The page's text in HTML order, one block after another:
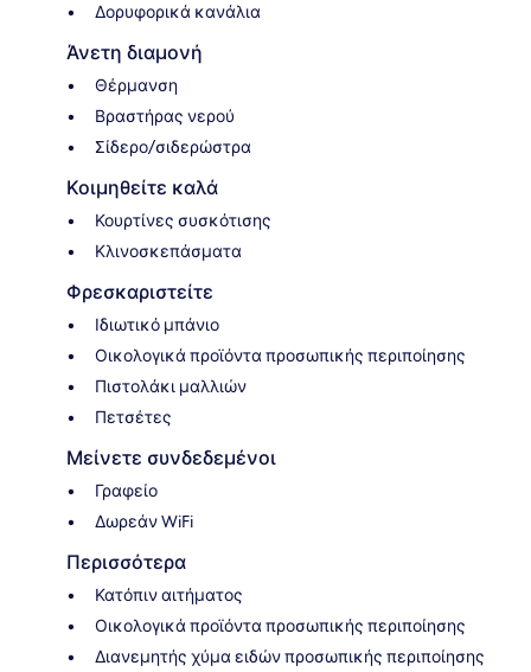
Δορυφορικά κανάλια
Άνετη διαμονή
Θέρμανση
Βραστήρας νερού
Σίδερο/σιδερώστρα
Κοιμηθείτε καλά
Κουρτίνες συσκότισης
Κλινοσκεπάσματα
Φρεσκαριστείτε
Ιδιωτικό μπάνιο
Οικολογικά προϊόντα προσωπικής περιποίησης
Πιστολάκι μαλλιών
Πετσέτες
Μείνετε συνδεδεμένοι
Γραφείο
Δωρεάν WiFi
Περισσότερα
Κατόπιν αιτήματος
Οικολογικά προϊόντα προσωπικής περιποίησης
Διανεμητής χύμα ειδών προσωπικής περιποίησης